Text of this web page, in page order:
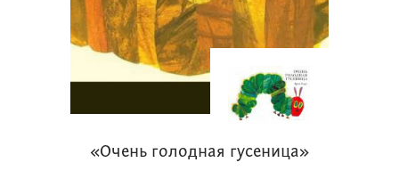
«Очень голодная гусеница»